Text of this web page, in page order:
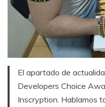
El apartado de
Developers Choice
Inscryption. Hablamos